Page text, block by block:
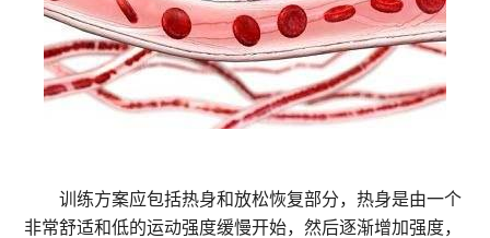
训练方案应包括热身和放松恢复部分，热身是由一个
非常舒适和低的运动强度缓慢开始，然后逐渐增加强度，